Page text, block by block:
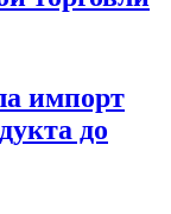
импорт
до